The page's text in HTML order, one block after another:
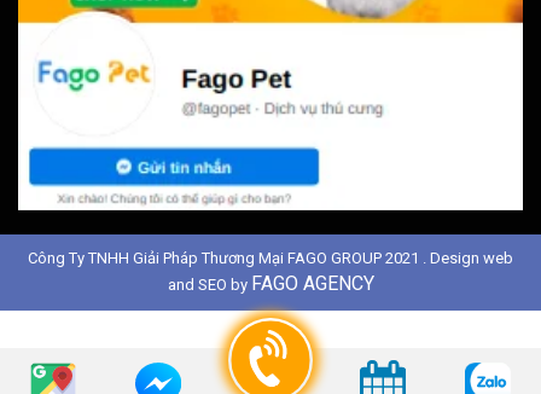
Công Ty TNHH Giải Pháp Thương Mại FAGO GROUP 2021 . Design web
and SEO by FAGO AGENCY